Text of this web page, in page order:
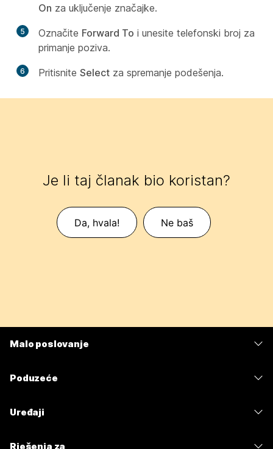
On za uključenje značajke.
5 Označite Forward To i unesite telefonski broj za
primanje poziva.
6 Pritisnite Select za spremanje podešenja.
Je li taj članak bio koristan?
Da, hvala! Ne baš
Malo poslovanje
Poduzeće
Uređaji
Rješenja za